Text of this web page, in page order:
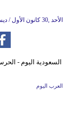
09:52 2012 الأحد ,30 كانون الأول / ديسمبر
العرب اليوم